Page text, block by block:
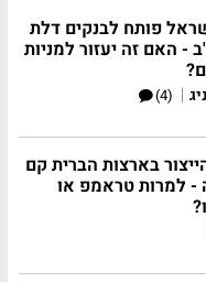
פותח לבנקים דלת
- האם זה יעזור למניות
|
(4)
בארצות הברית קם
- למרות טראמפ או